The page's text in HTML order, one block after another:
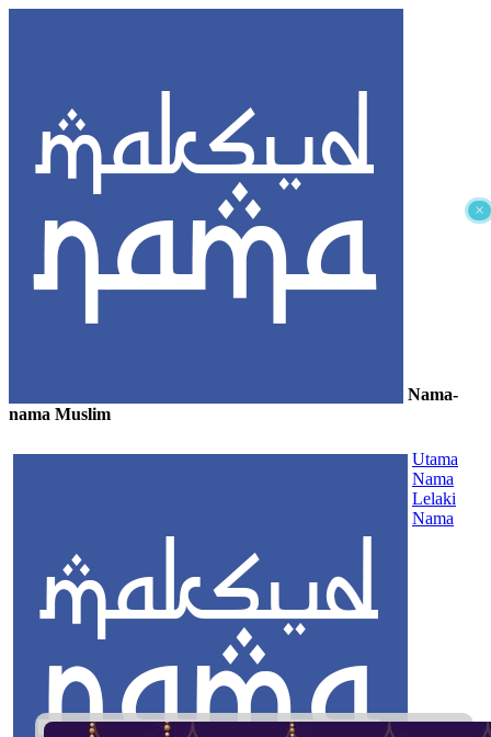
×
Nama-
nama Muslim
Utama
Nama
Lelaki
Nama